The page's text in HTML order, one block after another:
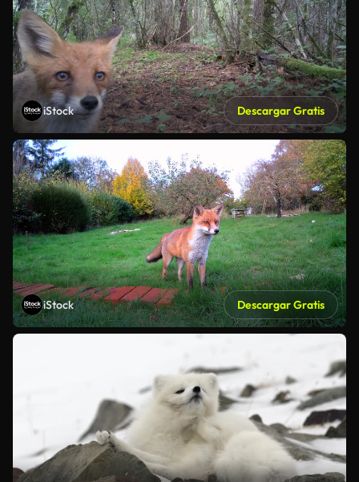
iStock Descargar Gratis
iStock Descargar Gratis